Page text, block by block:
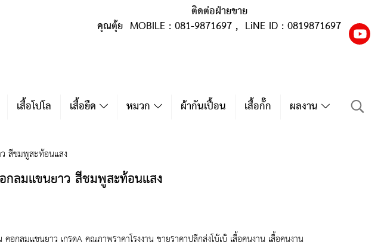
ติดต่อฝ่ายขาย
คุณตุ้ย MOBILE : 081-9871697 , LiNE ID : 0819871697
เสื้อโปโล เสื้อยืด หมวก ผ้ากันเปื้อน เสื้อกั๊ก ผลงาน
สีชมพูสะท้อนแสง
กลมแขนยาว สีชมพูสะท้อนแสง